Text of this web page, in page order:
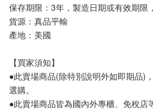
保存期限：3年，製造日期或有效期限
貨源：真品平輸
產地：美國
【買家須知】
●此賣場商品(除特別說明外如即期品)
選購。
●此賣場商品皆為國內外專櫃、免稅店